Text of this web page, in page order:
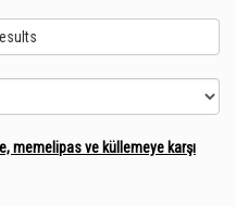
memelipas ve küllemeye karşı